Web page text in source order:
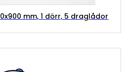
mm, 1 dörr, 5 draglådor